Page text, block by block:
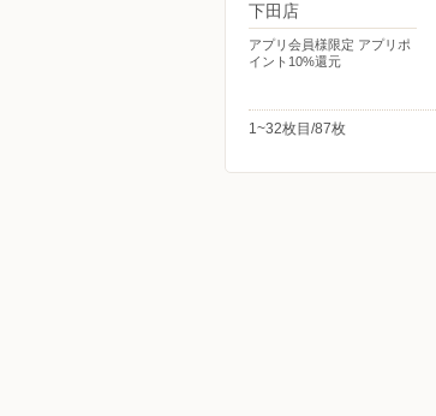
下田店
アプリ会員様限定 アプリポ
イント10%還元
1~32枚目/87枚